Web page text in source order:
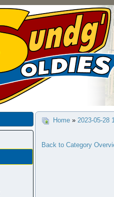
Home » 2023-05-28
Back to Category